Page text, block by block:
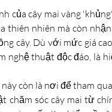
của cây mai vàng
thiên nhiên mà còn
cây. Dù với mức giá
nghệ thuật độc đáo, là
còn là nơi để tham
chăm sóc cây mai từ